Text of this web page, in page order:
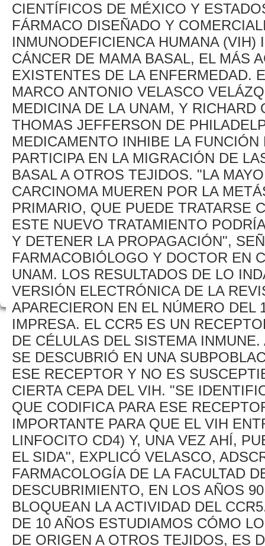
CIENTÍFICOS DE MÉXICO Y
FÁRMACO DISEÑADO Y
INMUNODEFICIENCA HUMANA (VIH)
CÁNCER DE MAMA BASAL, EL MÁS
EXISTENTES DE LA ENFERMEDAD.
MARCO ANTONIO VELASCO
MEDICINA DE LA UNAM, Y
THOMAS JEFFERSON DE
MEDICAMENTO INHIBE LA
PARTICIPA EN LA MIGRACIÓN DE
BASAL A OTROS TEJIDOS. "LA
CARCINOMA MUEREN POR LA
PRIMARIO, QUE PUEDE TRATARSE
ESTE NUEVO TRATAMIENTO
Y DETENER LA PROPAGACIÓN",
FARMACOBIÓLOGO Y DOCTOR EN
UNAM. LOS RESULTADOS DE LO
VERSIÓN ELECTRÓNICA DE LA
APARECIERON EN EL NÚMERO DEL
IMPRESA. EL CCR5 ES UN
DE CÉLULAS DEL SISTEMA
SE DESCUBRIÓ EN UNA
ESE RECEPTOR Y NO ES
CIERTA CEPA DEL VIH. "SE
QUE CODIFICA PARA ESE
IMPORTANTE PARA QUE EL VIH
LINFOCITO CD4) Y, UNA VEZ AHÍ,
EL SIDA", EXPLICÓ VELASCO,
FARMACOLOGÍA DE LA FACULTAD
DESCUBRIMIENTO, EN LOS AÑOS
BLOQUEAN LA ACTIVIDAD DEL
DE 10 AÑOS ESTUDIAMOS CÓMO
DE ORIGEN A OTROS TEJIDOS, ES